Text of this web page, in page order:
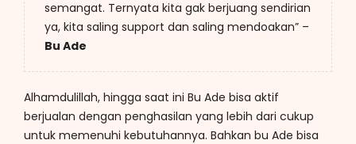
semangat. Ternyata kita gak berjuang sendirian
ya, kita saling support dan saling mendoakan” –
Bu Ade
Alhamdulillah, hingga saat ini Bu Ade bisa aktif
berjualan dengan penghasilan yang lebih dari cukup
untuk memenuhi kebutuhannya. Bahkan bu Ade bisa